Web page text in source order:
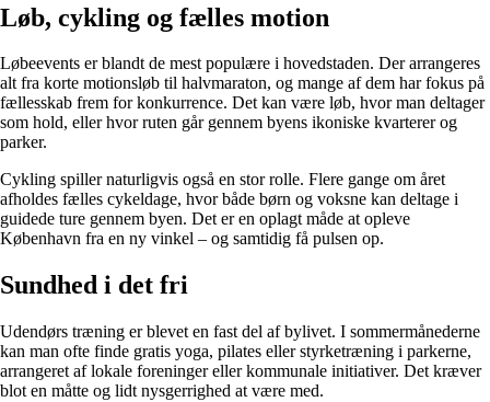
Løb, cykling og fælles motion
Løbeevents er blandt de mest populære i hovedstaden. Der arrangeres
alt fra korte motionsløb til halvmaraton, og mange af dem har fokus på
fællesskab frem for konkurrence. Det kan være løb, hvor man deltager
som hold, eller hvor ruten går gennem byens ikoniske kvarterer og
parker.
Cykling spiller naturligvis også en stor rolle. Flere gange om året
afholdes fælles cykeldage, hvor både børn og voksne kan deltage i
guidede ture gennem byen. Det er en oplagt måde at opleve
København fra en ny vinkel – og samtidig få pulsen op.
Sundhed i det fri
Udendørs træning er blevet en fast del af bylivet. I sommermånederne
kan man ofte finde gratis yoga, pilates eller styrketræning i parkerne,
arrangeret af lokale foreninger eller kommunale initiativer. Det kræver
blot en måtte og lidt nysgerrighed at være med.